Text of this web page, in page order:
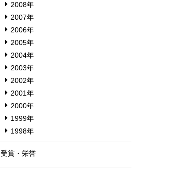
2008年
2007年
2006年
2005年
2004年
2003年
2002年
2001年
2000年
1999年
1998年
受賞・栄誉